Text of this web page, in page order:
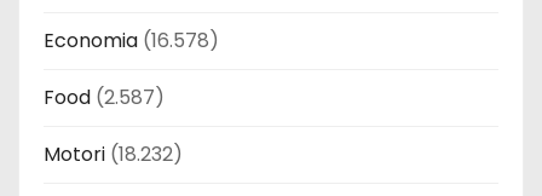
Economia (16.578)
Food (2.587)
Motori (18.232)